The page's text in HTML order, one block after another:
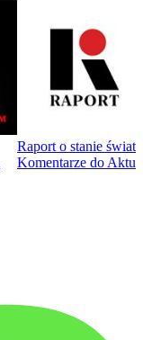
Raport o stanie
Komentarze do